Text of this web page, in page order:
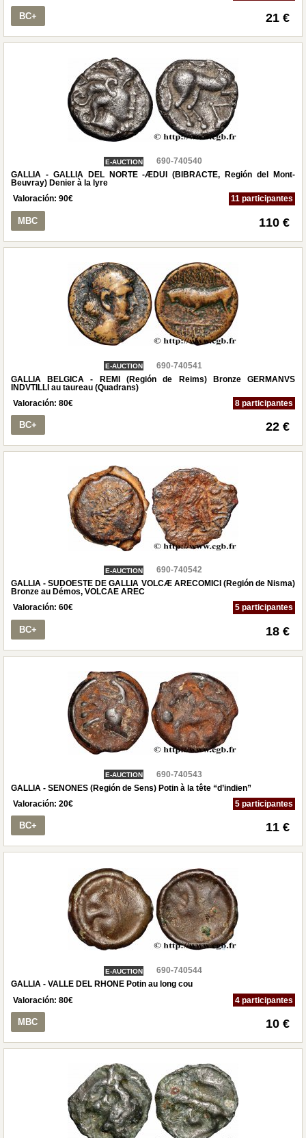
BC+ 21 €
E-AUCTION
690-740540
GALLIA - GALLIA DEL NORTE -ÆDUI (BIBRACTE, Región del Mont-
Beuvray) Denier à la lyre
Valoración: 90€ 11 participantes
MBC 110 €
E-AUCTION
690-740541
GALLIA BELGICA - REMI (Región de Reims) Bronze GERMANVS
INDVTILLI au taureau (Quadrans)
Valoración: 80€ 8 participantes
BC+ 22 €
E-AUCTION
690-740542
GALLIA - SUDOESTE DE GALLIA VOLCÆ ARECOMICI (Región de Nisma)
Bronze au Démos, VOLCAE AREC
Valoración: 60€ 5 participantes
BC+ 18 €
E-AUCTION
690-740543
GALLIA - SENONES (Región de Sens) Potin à la tête “d’indien”
Valoración: 20€ 5 participantes
BC+ 11 €
E-AUCTION
690-740544
GALLIA - VALLE DEL RHONE Potin au long cou
Valoración: 80€ 4 participantes
MBC 10 €